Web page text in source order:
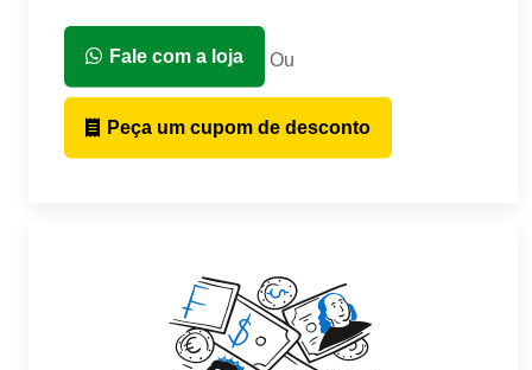
Fale com a loja Ou
Peça um cupom de desconto